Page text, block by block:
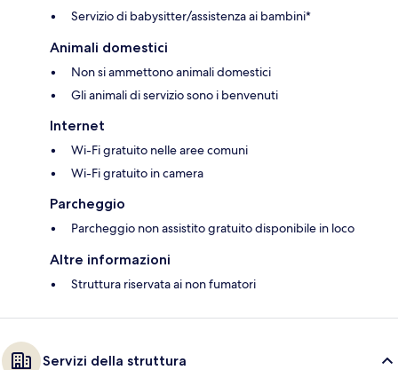
Servizio di babysitter/assistenza ai bambini*
Animali domestici
Non si ammettono animali domestici
Gli animali di servizio sono i benvenuti
Internet
Wi-Fi gratuito nelle aree comuni
Wi-Fi gratuito in camera
Parcheggio
Parcheggio non assistito gratuito disponibile in loco
Altre informazioni
Struttura riservata ai non fumatori
Servizi della struttura